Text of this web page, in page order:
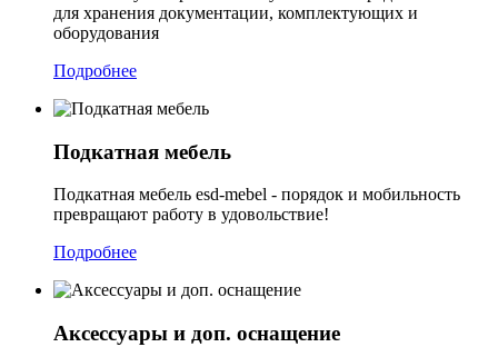
для хранения документации, комплектующих и
оборудования
Подробнее
Подкатная мебель
Подкатная мебель esd-mebel - порядок и мобильность
превращают работу в удовольствие!
Подробнее
Аксессуары и доп. оснащение